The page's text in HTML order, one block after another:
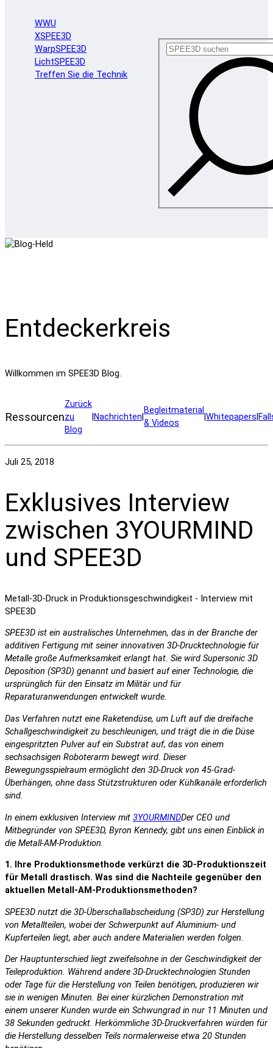
WWU
XSPEE3D
WarpSPEE3D
LichtSPEE3D
Treffen Sie die Technik
Entdeckerkreis
Willkommen im SPEE3D Blog.
Ressourcen
Zurück
zu
Blog
Nachrichten
Begleitmaterial
& Videos
Whitepapers
Juli 25, 2018
Exklusives Interview
zwischen 3YOURMIND
und SPEE3D
Metall-3D-Druck in Produktionsgeschwindigkeit - Interview mit
SPEE3D
SPEE3D ist ein australisches Unternehmen, das in der Branche der
additiven Fertigung mit seiner innovativen 3D-Drucktechnologie für
Metalle große Aufmerksamkeit erlangt hat. Sie wird Supersonic 3D
Deposition (SP3D) genannt und basiert auf einer Technologie, die
ursprünglich für den Einsatz im Militär und für
Reparaturanwendungen entwickelt wurde.
Das Verfahren nutzt eine Raketendüse, um Luft auf die dreifache
Schallgeschwindigkeit zu beschleunigen, und trägt die in die Düse
eingespritzten Pulver auf ein Substrat auf, das von einem
sechsachsigen Roboterarm bewegt wird. Dieser
Bewegungsspielraum ermöglicht den 3D-Druck von 45-Grad-
Überhängen, ohne dass Stützstrukturen oder Kühlkanäle erforderlich
sind.
In einem exklusiven Interview mit 3YOURMINDDer CEO und
Mitbegründer von SPEE3D, Byron Kennedy, gibt uns einen Einblick in
die Metall-AM-Produktion.
1. Ihre Produktionsmethode verkürzt die 3D-Produktionszeit
für Metall drastisch. Was sind die Nachteile gegenüber den
aktuellen Metall-AM-Produktionsmethoden?
SPEE3D nutzt die 3D-Überschallabscheidung (SP3D) zur Herstellung
von Metallteilen, wobei der Schwerpunkt auf Aluminium- und
Kupferteilen liegt, aber auch andere Materialien werden folgen.
Der Hauptunterschied liegt zweifelsohne in der Geschwindigkeit der
Teileproduktion. Während andere 3D-Drucktechnologien Stunden
oder Tage für die Herstellung von Teilen benötigen, produzieren wir
sie in wenigen Minuten. Bei einer kürzlichen Demonstration mit
einem unserer Kunden wurde ein Schwungrad in nur 11 Minuten und
38 Sekunden gedruckt. Herkömmliche 3D-Druckverfahren würden für
die Herstellung desselben Teils normalerweise etwa 20 Stunden